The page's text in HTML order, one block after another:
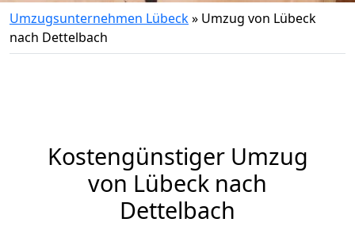
Umzugsunternehmen Lübeck» Umzug von Lübeck
nach Dettelbach
Kostengünstiger Umzug
von Lübeck nach
Dettelbach